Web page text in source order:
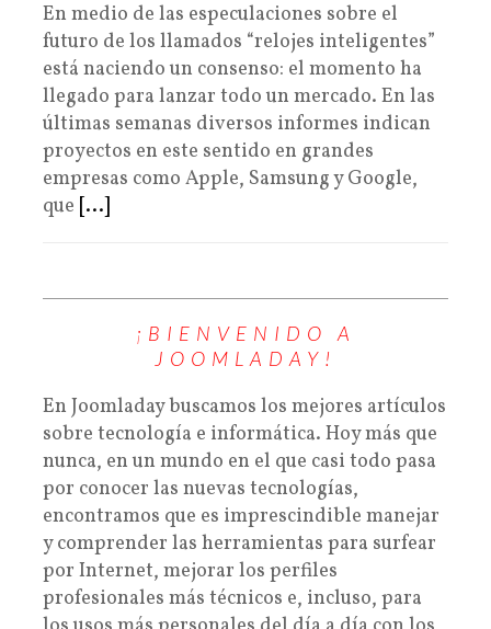
En medio de las especulaciones sobre el
futuro de los llamados “relojes inteligentes”
está naciendo un consenso: el momento ha
llegado para lanzar todo un mercado. En las
últimas semanas diversos informes indican
proyectos en este sentido en grandes
empresas como Apple, Samsung y Google,
que [...]
¡BIENVENIDO A
JOOMLADAY!
En Joomladay buscamos los mejores artículos
sobre tecnología e informática. Hoy más que
nunca, en un mundo en el que casi todo pasa
por conocer las nuevas tecnologías,
encontramos que es imprescindible manejar
y comprender las herramientas para surfear
por Internet, mejorar los perfiles
profesionales más técnicos e, incluso, para